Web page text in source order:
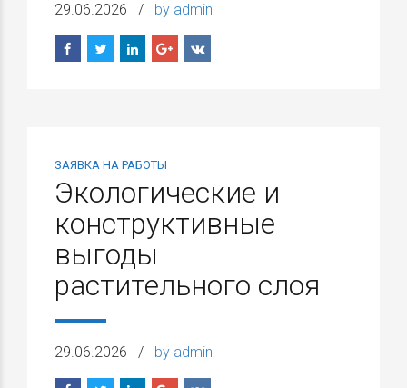
29.06.2026 by admin
ЗАЯВКА НА РАБОТЫ
Экологические и
конструктивные
выгоды
растительного слоя
29.06.2026 by admin